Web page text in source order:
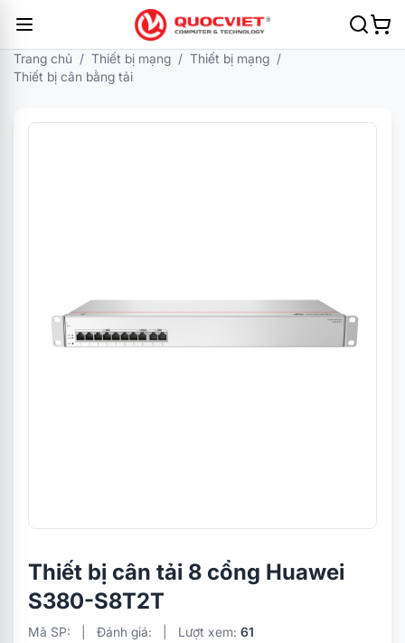
Trang chủ / Thiết bị mạng / Thiết bị mạng /
Thiết bị cân bằng tải
Thiết bị cân tải 8 cổng Huawei
S380-S8T2T
Mã SP: Đánh giá: Lượt xem: 61